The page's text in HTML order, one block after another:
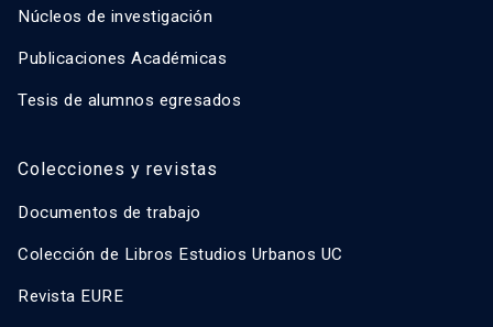
Núcleos de investigación
Publicaciones Académicas
Tesis de alumnos egresados
Colecciones y revistas
Documentos de trabajo
Colección de Libros Estudios Urbanos UC
Revista EURE